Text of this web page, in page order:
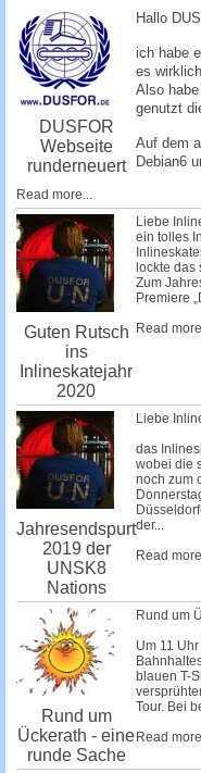
DUSFOR
Webseite
runderneuert
Hallo
ich habe
es
Also
genutzt
Auf dem
Debian6
Read more...
Guten Rutsch
ins
Inlineskatejahr
2020
Liebe
ein tolles
lockte
Zum
Premiere
Read
Jahresendspurt
2019 der
UNSK8
Nations
Liebe
das
wobei die
noch zum
der...
Read
Rund um
Ückerath - eine
runde Sache
Rund um
Um 11
blauen T-
Tour. Bei
Read